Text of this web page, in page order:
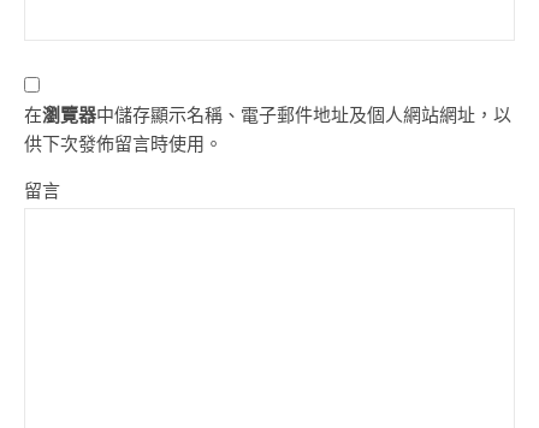
在瀏覽器中儲存顯示名稱、電子郵件地址及個人網站網址，以
供下次發佈留言時使用。
留言